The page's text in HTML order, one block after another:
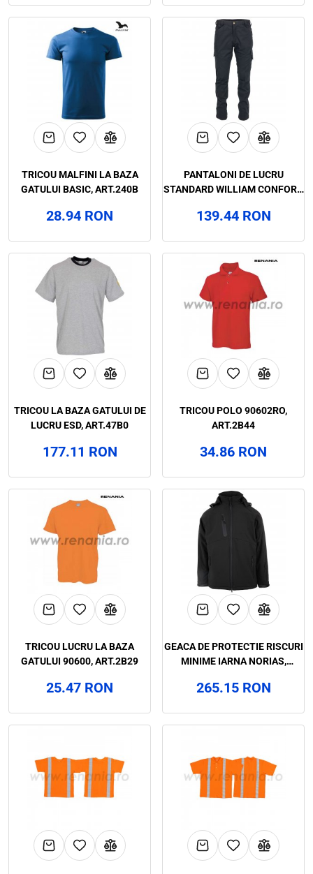
TRICOU MALFINI LA BAZA
GATULUI BASIC, ART.240B
28.94 RON
PANTALONI DE LUCRU
STANDARD WILLIAM CONFORT,
139.44 RON
TRICOU LA BAZA GATULUI DE
LUCRU ESD, ART.47B0
177.11 RON
TRICOU POLO 90602RO,
ART.2B44
34.86 RON
TRICOU LUCRU LA BAZA
GATULUI 90600, ART.2B29
25.47 RON
GEACA DE PROTECTIE RISCURI
MINIME IARNA NORIAS,
265.15 RON